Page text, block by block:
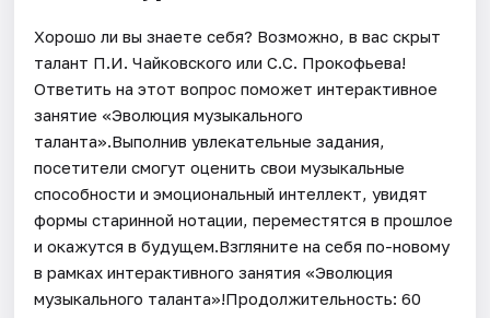
Хорошо ли вы знаете себя? Возможно, в вас скрыт
талант П.И. Чайковского или С.С. Прокофьева!
Ответить на этот вопрос поможет интерактивное
занятие «Эволюция музыкального
таланта».Выполнив увлекательные задания,
посетители смогут оценить свои музыкальные
способности и эмоциональный интеллект, увидят
формы старинной нотации, переместятся в прошлое
и окажутся в будущем.Взгляните на себя по-новому
в рамках интерактивного занятия «Эволюция
музыкального таланта»!Продолжительность: 60